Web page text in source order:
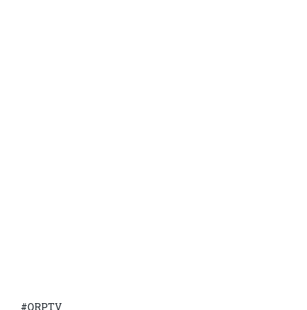
#QRPTV